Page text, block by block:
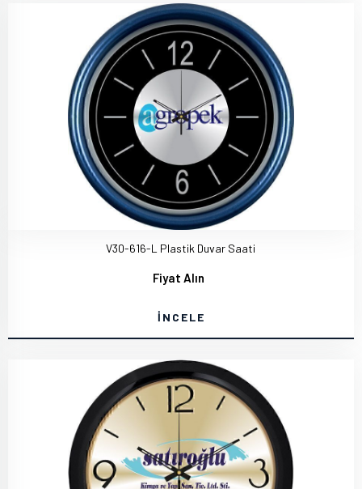
V30-616-L Plastik Duvar Saati
Fiyat Alın
İNCELE